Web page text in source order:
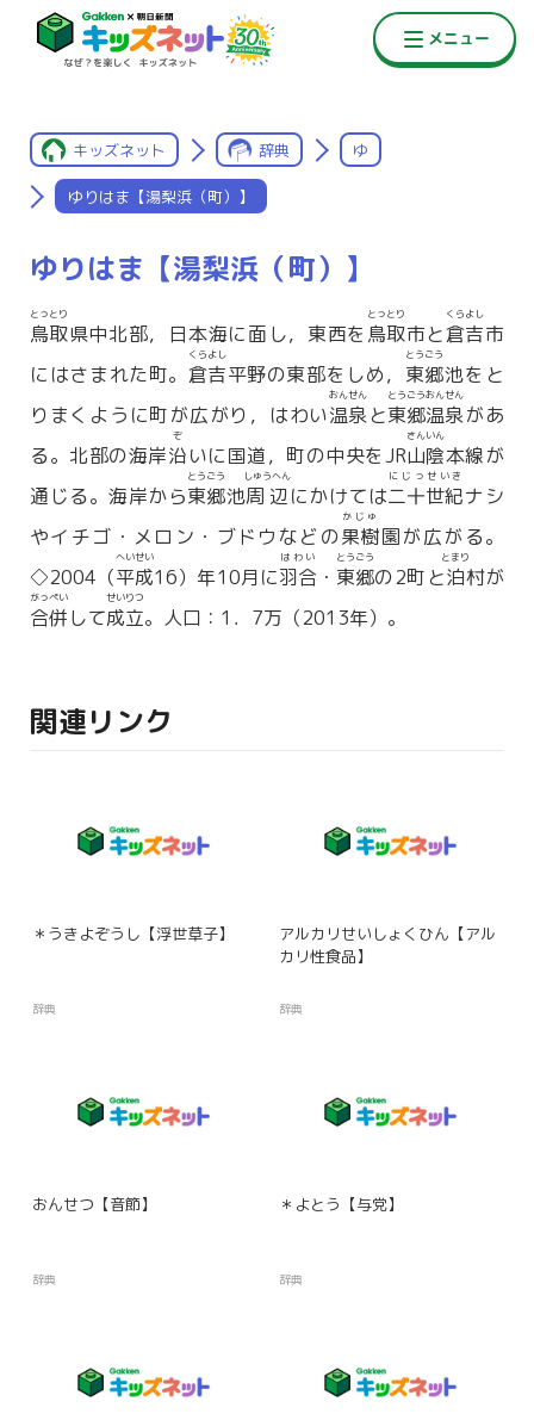
キッズネット 辞典 ゆ
ゆりはま【湯梨浜（町）】
ゆりはま【湯梨浜（町）】
鳥取
とっとり
県中北部，日本海に面し，東西を 鳥取
とっとり
市と倉吉
くらよし
市
にはさまれた町。 倉吉
くらよし
平野の東部をしめ， 東郷
とうごう
池をと
りまくように町が広がり，はわい温泉
おんせん
と東郷温泉
とうごうおんせん
があ
る。北部の海岸沿
ぞ
いに国道，町の中央をJR山陰
さんいん
本線が
通じる。海岸から東郷
とうごう
池周辺
しゅうへん
にかけては二十世紀
にじっせいき
ナシ
やイチゴ・メロン・ブドウなどの果樹
かじゅ
園が広がる。
◇2004（平成
へいせい
16）年10月に羽合
はわい
・ 東郷
とうごう
の2町と泊
とまり
村が
合併
がっぺい
して成立
せいりつ
。人口：1．7万（2013年）。
関連リンク
＊うきよぞうし【浮世草子】
辞典
アルカリせいしょくひん【アル
カリ性食品】
辞典
おんせつ【音節】
辞典
＊よとう【与党】
辞典